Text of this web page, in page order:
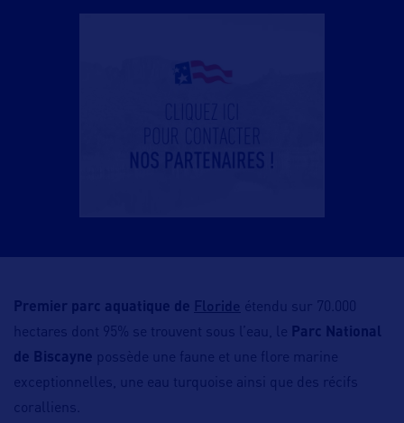
Premier parc aquatique de Floride étendu sur 70.000
hectares dont 95% se trouvent sous l’eau, le Parc National
de Biscayne possède une faune et une flore marine
exceptionnelles, une eau turquoise ainsi que des récifs
coralliens.